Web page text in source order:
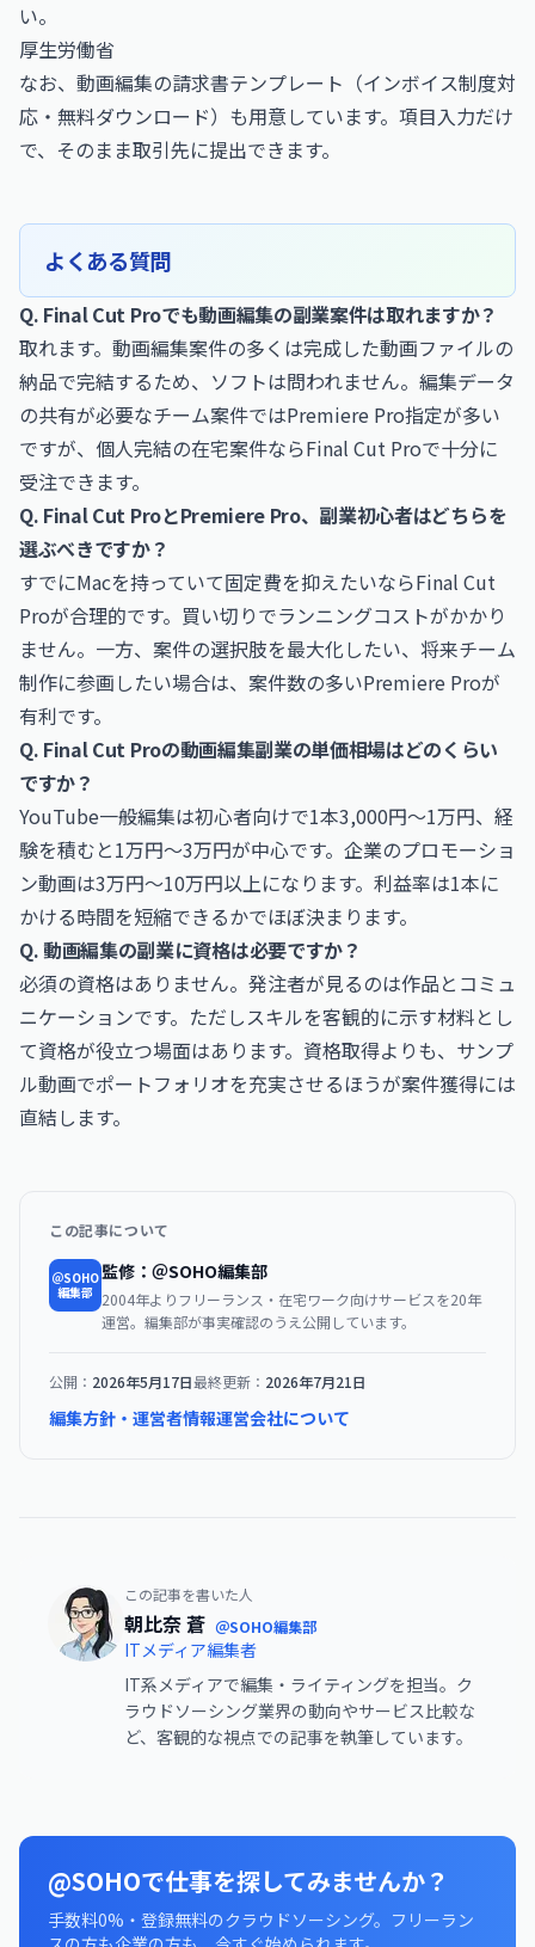
い。
厚生労働省
なお、 動画編集の請求書テンプレート（インボイス制度対
応・無料ダウンロード） も用意しています。項目入力だけ
で、そのまま取引先に提出できます。
よくある質問
Q. Final Cut Proでも動画編集の副業案件は取れますか？
取れます。動画編集案件の多くは完成した動画ファイルの
納品で完結するため、ソフトは問われません。編集データ
の共有が必要なチーム案件ではPremiere Pro指定が多い
ですが、個人完結の在宅案件ならFinal Cut Proで十分に
受注できます。
Q. Final Cut ProとPremiere Pro、副業初心者はどちらを
選ぶべきですか？
すでにMacを持っていて固定費を抑えたいならFinal Cut
Proが合理的です。買い切りでランニングコストがかかり
ません。一方、案件の選択肢を最大化したい、将来チーム
制作に参画したい場合は、案件数の多いPremiere Proが
有利です。
Q. Final Cut Proの動画編集副業の単価相場はどのくらい
ですか？
YouTube一般編集は初心者向けで1本3,000円〜1万円、経
験を積むと1万円〜3万円が中心です。企業のプロモーショ
ン動画は3万円〜10万円以上になります。利益率は1本に
かける時間を短縮できるかでほぼ決まります。
Q. 動画編集の副業に資格は必要ですか？
必須の資格はありません。発注者が見るのは作品とコミュ
ニケーションです。ただしスキルを客観的に示す材料とし
て資格が役立つ場面はあります。資格取得よりも、サンプ
ル動画でポートフォリオを充実させるほうが案件獲得には
直結します。
この記事について
＠SOHO
編集部
監修：＠SOHO編集部
2004年よりフリーランス・在宅ワーク向けサービスを20年
運営。編集部が事実確認のうえ公開しています。
公開： 2026年5月17日最終更新： 2026年7月21日
編集方針・運営者情報運営会社について
この記事を書いた人
朝比奈 蒼 ＠SOHO編集部
ITメディア編集者
IT系メディアで編集・ライティングを担当。ク
ラウドソーシング業界の動向やサービス比較な
ど、客観的な視点での記事を執筆しています。
@SOHOで仕事を探してみませんか？
手数料0%・登録無料のクラウドソーシング。フリーラン